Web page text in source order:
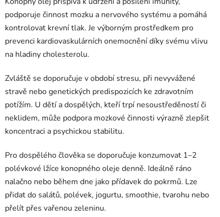
podporuje činnost mozku a nervového systému a pomáhá
kontrolovat krevní tlak. Je výborným prostředkem pro
prevenci kardiovaskulárních onemocnění díky svému vlivu
na hladiny cholesterolu.
Zvláště se doporučuje v období stresu, při nevyvážené
stravě nebo genetických predispozicích ke zdravotním
potížím. U dětí a dospělých, kteří trpí nesoustředěností či
neklidem, může podpora mozkové činnosti výrazně zlepšit
koncentraci a psychickou stabilitu.
Pro dospělého člověka se doporučuje konzumovat 1–2
polévkové lžíce konopného oleje denně. Ideálně ráno
nalačno nebo během dne jako přídavek do pokrmů. Lze
přidat do salátů, polévek, jogurtu, smoothie, tvarohu nebo
přelít přes vařenou zeleninu.